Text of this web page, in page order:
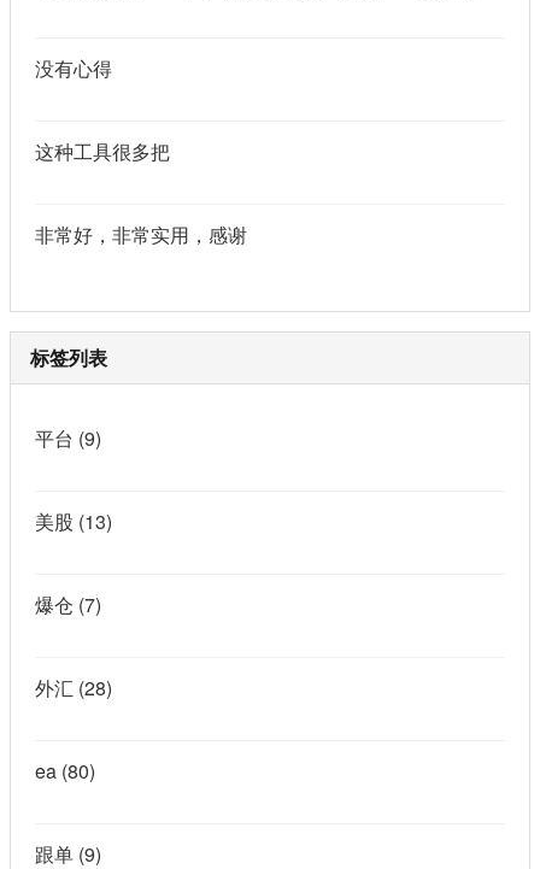
没有心得
这种工具很多把
非常好，非常实用，感谢
标签列表
平台 (9)
美股 (13)
爆仓 (7)
外汇 (28)
ea (80)
跟单 (9)